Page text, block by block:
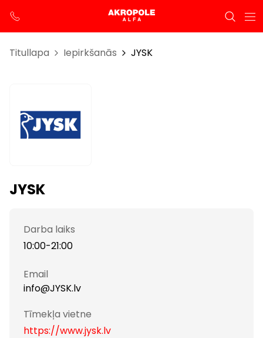
Titullapa Iepirkšanās JYSK
JYSK
Darba laiks
10:00-21:00
Email
info@JYSK.lv
Tīmekļa vietne
https://www.jysk.lv